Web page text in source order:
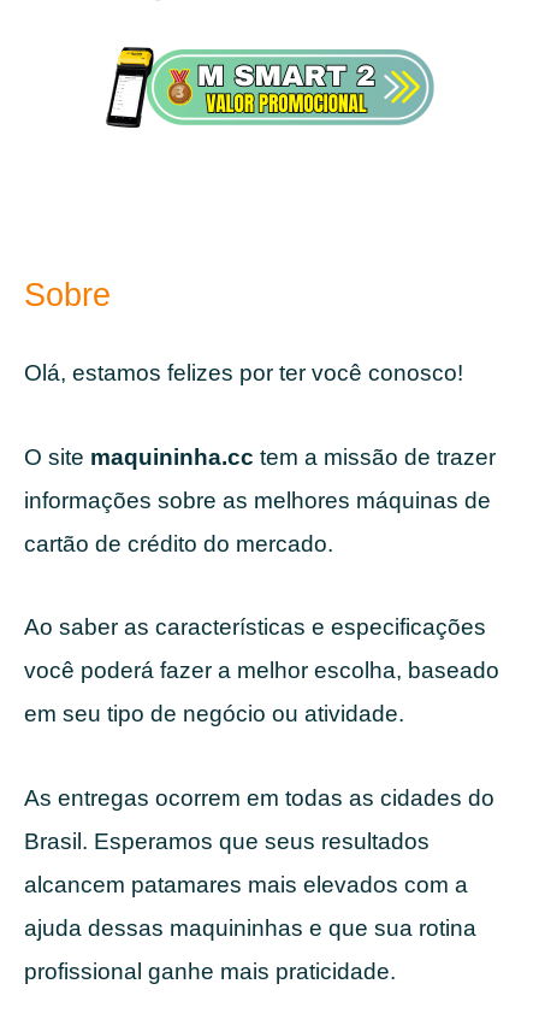
Sobre
Olá, estamos felizes por ter você conosco!
O site maquininha.cc tem a missão de trazer
informações sobre as melhores máquinas de
cartão de crédito do mercado.
Ao saber as características e especificações
você poderá fazer a melhor escolha, baseado
em seu tipo de negócio ou atividade.
As entregas ocorrem em todas as cidades do
Brasil. Esperamos que seus resultados
alcancem patamares mais elevados com a
ajuda dessas maquininhas e que sua rotina
profissional ganhe mais praticidade.